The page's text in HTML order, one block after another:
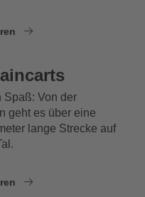
Spaß: Von der
geht es über eine
lange Strecke auf